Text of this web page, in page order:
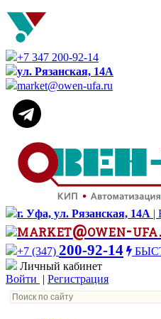
+7 347 200-92-14
ул. Рязанская, 14А
market@owen-ufa.ru
г. Уфа, ул. Рязанская, 14А |
market@owen-
+7 (347) 200-92-14
Личный кабинет
Войти | Регистрация